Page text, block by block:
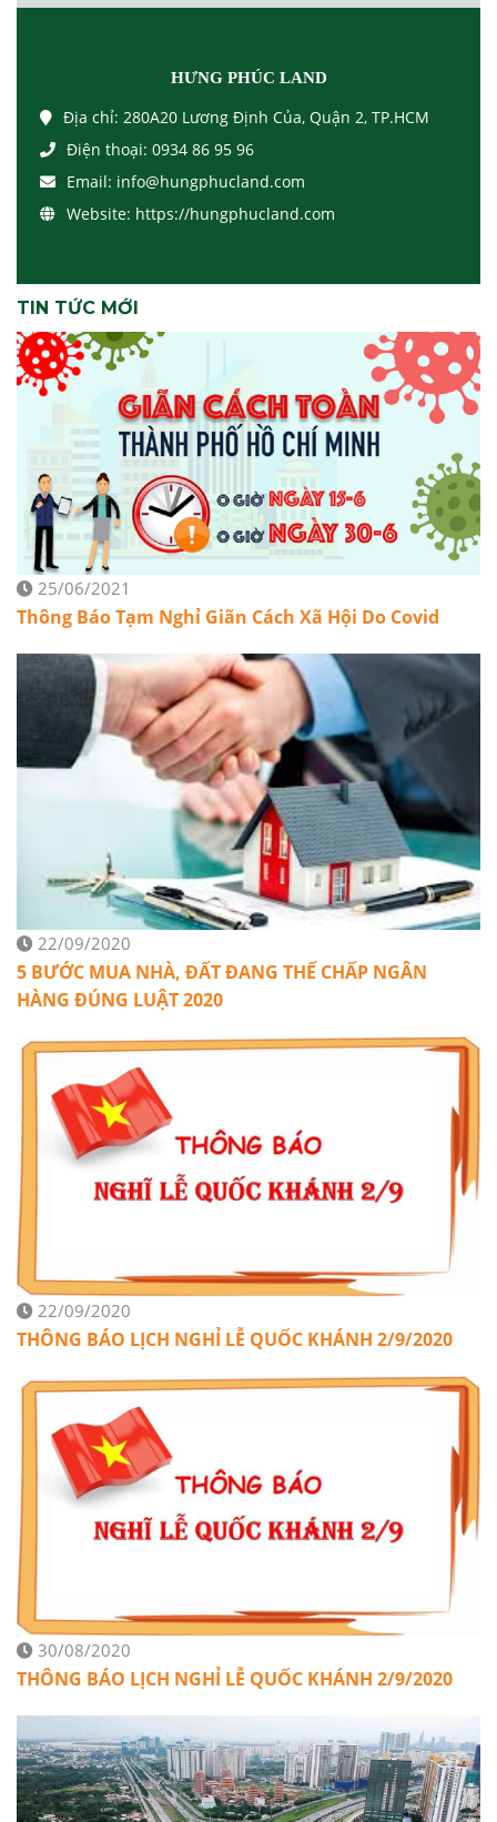
HƯNG PHÚC LAND
Địa chỉ: 280A20 Lương Định Của, Quận 2, TP.HCM
Điện thoại: 0934 86 95 96
Email: info@hungphucland.com
Website: https://hungphucland.com
TIN TỨC MỚI
25/06/2021
Thông Báo Tạm Nghỉ Giãn Cách Xã Hội Do Covid
22/09/2020
5 BƯỚC MUA NHÀ, ĐẤT ĐANG THẾ CHẤP NGÂN
HÀNG ĐÚNG LUẬT 2020
22/09/2020
THÔNG BÁO LỊCH NGHỈ LỄ QUỐC KHÁNH 2/9/2020
30/08/2020
THÔNG BÁO LỊCH NGHỈ LỄ QUỐC KHÁNH 2/9/2020